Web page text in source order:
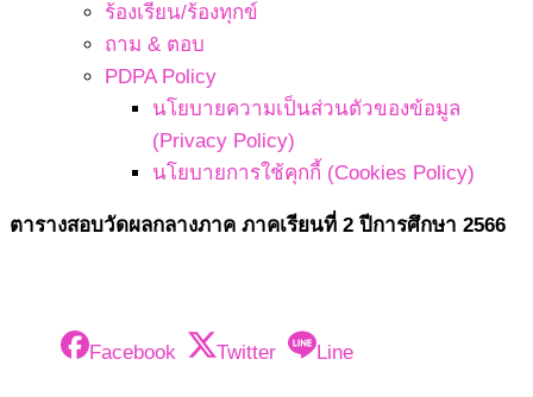
ร้องเรียน/ร้องทุกข์
ถาม & ตอบ
PDPA Policy
นโยบายความเป็นส่วนตัวของข้อมูล
(Privacy Policy)
นโยบายการใช้คุกกี้ (Cookies Policy)
ตารางสอบวัดผลกลางภาค ภาคเรียนที่ 2 ปีการศึกษา 2566
Facebook Twitter Line